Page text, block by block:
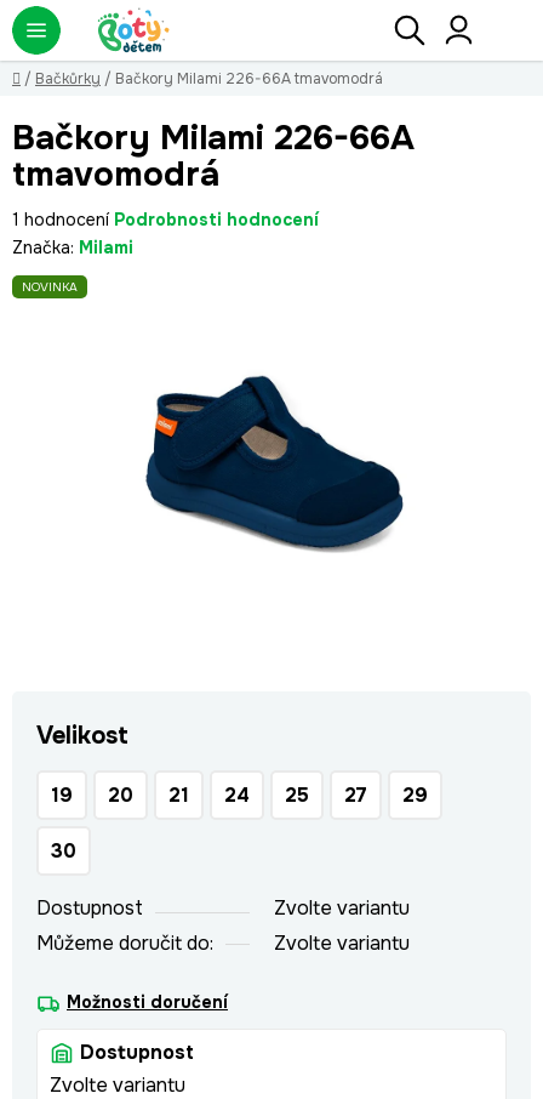
Přejít
na
obsah
Hledat
Domů
/ Bačkůrky / Bačkory Milami 226-66A tmavomodrá
Velikost
19 20 21 24 25 27 29
30
Dostupnost
Zvolte variantu
Můžeme doručit do:
Zvolte variantu
Možnosti doručení
Dostupnost
Zvolte variantu
Bačkory Milami 226-66A
tmavomodrá
Průměrné
hodnocení
produktu
je
1 hodnocení Podrobnosti hodnocení
Značka: Milami
NOVINKA